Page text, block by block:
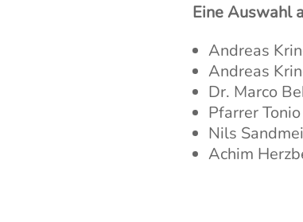
Eine Auswahl
Andreas
Andreas
Dr. Marco
Pfarrer
Nils
Achim